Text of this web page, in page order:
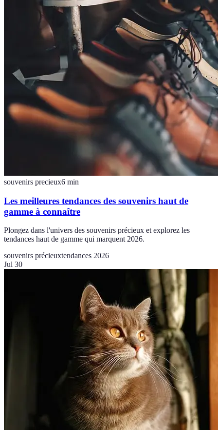
souvenirs precieux6 min
Les meilleures tendances des souvenirs haut de
gamme à connaître
Plongez dans l'univers des souvenirs précieux et explorez les
tendances haut de gamme qui marquent 2026.
souvenirs précieuxtendances 2026
Jul 30